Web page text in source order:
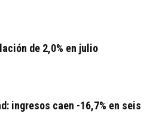
de 2,0% en julio
ingresos caen -16,7% en seis